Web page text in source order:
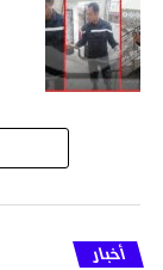
أخبار